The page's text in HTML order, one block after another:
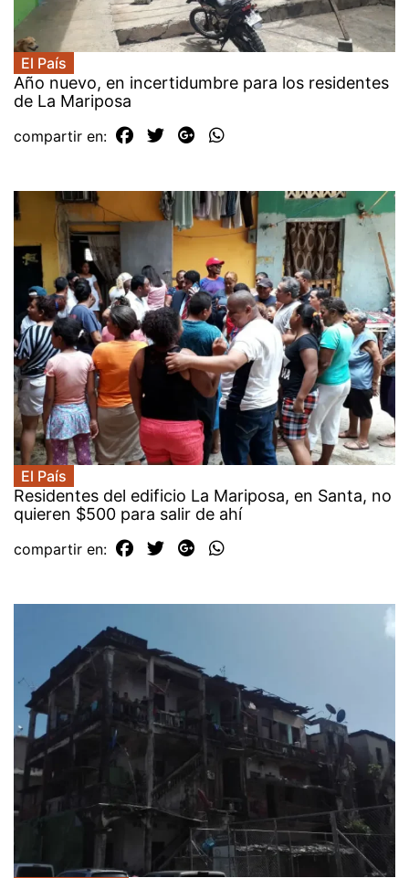
El País
Año nuevo, en incertidumbre para los residentes
de La Mariposa
compartir en:
El País
Residentes del edificio La Mariposa, en Santa, no
quieren $500 para salir de ahí
compartir en: